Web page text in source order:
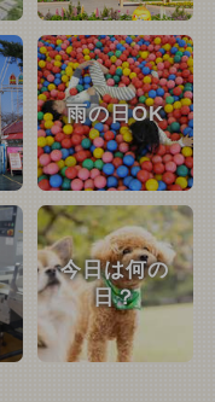
雨の日OK
今日は何の
日？